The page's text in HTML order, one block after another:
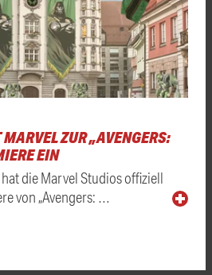
ZUR „AVENGERS:
EIN
die Marvel Studios offiziell
von „Avengers: …